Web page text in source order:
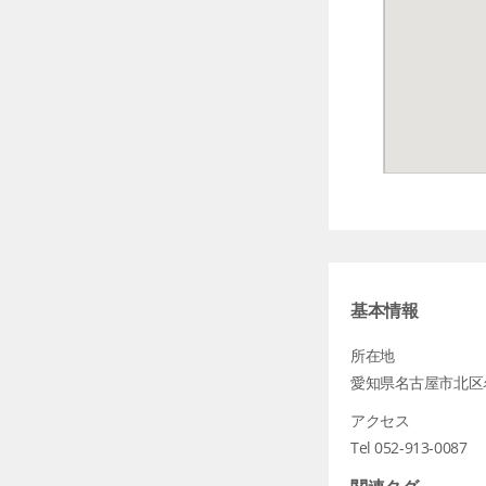
基本情報
所在地
愛知県名古屋市北
アクセス
Tel 052-913-0087